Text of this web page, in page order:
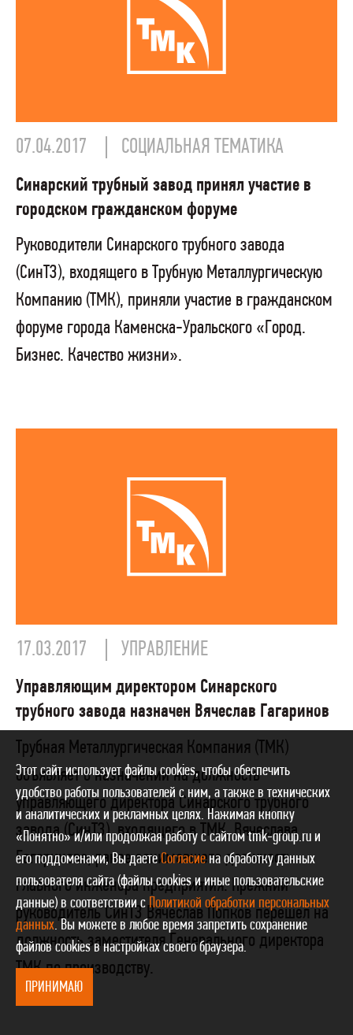
07.04.2017 СОЦИАЛЬНАЯ ТЕМАТИКА
Синарский трубный завод принял участие в
городском гражданском форуме
Руководители Синарского трубного завода
(СинТЗ), входящего в Трубную Металлургическую
Компанию (ТМК), приняли участие в гражданском
форуме города Каменска-Уральского «Город.
Бизнес. Качество жизни».
17.03.2017 УПРАВЛЕНИЕ
Управляющим директором Синарского
трубного завода назначен Вячеслав Гагаринов
Трубная Металлургическая Компания (ТМК)
объявляет о назначении на должность
управляющего директора Синарского трубного
завода (СинТЗ), входящего в ТМК, Вячеслава
Гагаринова, ранее занимавшего должность
главного инженера предприятия. Прежний
руководитель СинТЗ Вячеслав Попков перешел на
должность заместителя Генерального директора
ТМК по производству.
Этот сайт использует файлы cookies, чтобы обеспечить
удобство работы пользователей с ним, а также в технических
и аналитических и рекламных целях. Нажимая кнопку
«Понятно» и/или продолжая работу с сайтом tmk-group.ru и
его поддоменами, Вы даетеСогласиена обработку данных
пользователя сайта (файлы cookies и иные пользовательские
данные) в соответствии сПолитикой обработки персональных
данных. Вы можете в любое время запретить сохранение
файлов cookies в настройках своего браузера.
ПРИНИМАЮ